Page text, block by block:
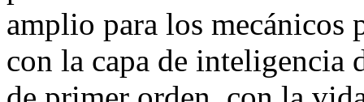
amplio para los mecánicos
con la capa de